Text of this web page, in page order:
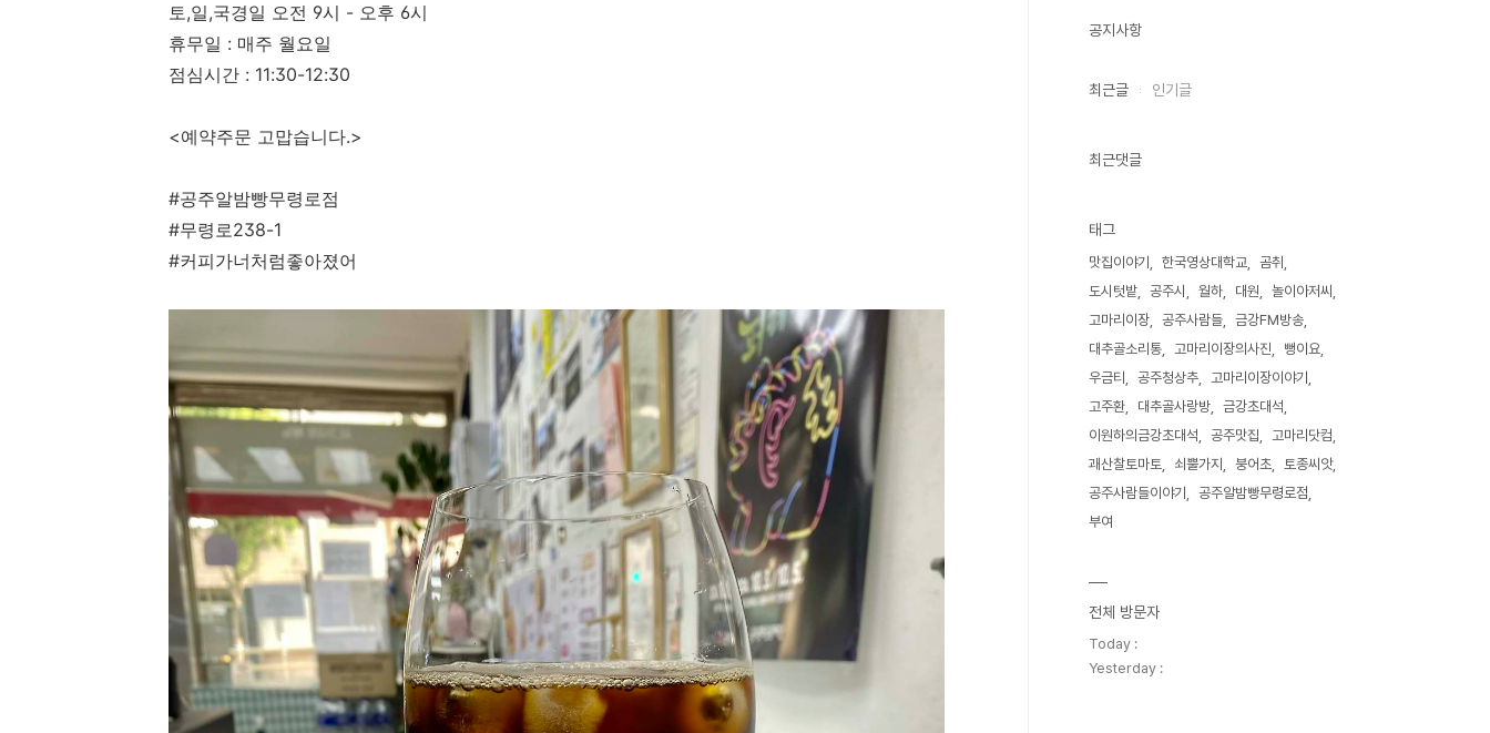
토,일,국경일 오전 9시 - 오후 6시
휴무일 : 매주 월요일
점심시간 : 11:30-12:30
<예약주문 고맙습니다.>
#공주알밤빵무령로점
#무령로238-1
#커피가너처럼좋아졌어
공지사항
최근글 인기글
최근댓글
태그
맛집이야기 한국영상대학교
곰취
도시텃밭
공주시 월하 대원
놀이아저씨
고마리이장
공주사람들
금강FM방송
대추골소리통
고마리이장의사진
뻥이요
우금티
공주청상추
고마리이장이야기
고주환
대추골사랑방
금강초대석
이원하의금강초대석
공주맛집
고마리닷컴
괘산찰토마토
쇠뿔가지 붕어초
토종씨앗
공주사람들이야기
공주알밤빵무령로점
부여
전체 방문자
Today :
Yesterday :